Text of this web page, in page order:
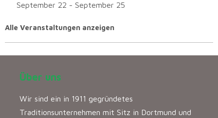
September 22 - September 25
Alle Veranstaltungen anzeigen
Über uns
Wir sind ein in 1911 gegründetes
Traditionsunternehmen mit Sitz in Dortmund und